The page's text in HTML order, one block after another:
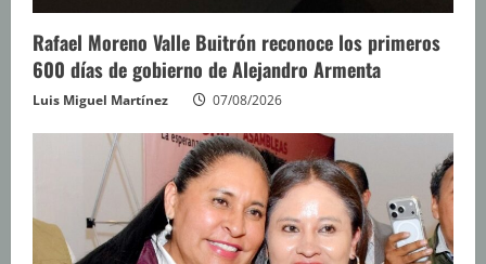
Rafael Moreno Valle Buitrón reconoce los primeros
600 días de gobierno de Alejandro Armenta
Luis Miguel Martínez 07/08/2026